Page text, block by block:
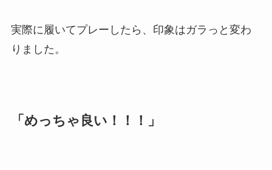
実際に履いてプレーしたら、印象はガラっと変わ
りました。
「めっちゃ良い！！！」